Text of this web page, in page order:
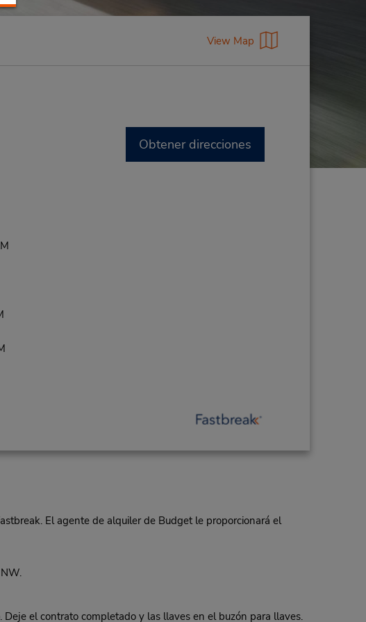
View Map
Obtener direcciones
El agente de alquiler de Budget le proporcionará el
Deje el contrato completado y las llaves en el buzón para llaves.